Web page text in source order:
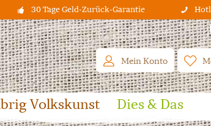
30 Tage Geld-Zurück-Garantie
Mein Konto
Volkskunst Dies & Das